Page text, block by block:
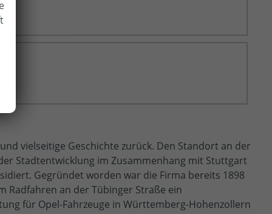
vielseitige Geschichte zurück. Den Standort an der
Stadtentwicklung im Zusammenhang mit Stuttgart
Gegründet worden war die Firma bereits 1898
Radfahren an der Tübinger Straße ein
für Opel-Fahrzeuge in Württemberg-Hohenzollern